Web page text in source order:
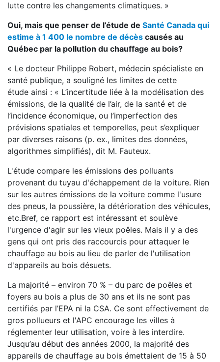
lutte contre les changements climatiques. »
Oui, mais que penser de l’étude de Santé Canada qui
estime à 1 400 le nombre de décès causés au
Québec par la pollution du chauffage au bois?
« Le docteur Philippe Robert, médecin spécialiste en
santé publique, a souligné les limites de cette
étude ainsi : « L’incertitude liée à la modélisation des
émissions, de la qualité de l’air, de la santé et de
l’incidence économique, ou l’imperfection des
prévisions spatiales et temporelles, peut s’expliquer
par diverses raisons (p. ex., limites des données,
algorithmes simplifiés), dit M. Fauteux.
L'étude compare les émissions des polluants
provenant du tuyau d'échappement de la voiture. Rien
sur les autres émissions de la voiture comme l'usure
des pneus, la poussière, la détérioration des véhicules,
etc.Bref, ce rapport est intéressant et soulève
l'urgence d'agir sur les vieux poêles. Mais il y a des
gens qui ont pris des raccourcis pour attaquer le
chauffage au bois au lieu de parler de l'utilisation
d'appareils au bois désuets.
La majorité – environ 70 % – du parc de poêles et
foyers au bois a plus de 30 ans et ils ne sont pas
certifiés par l’EPA ni la CSA. Ce sont effectivement de
gros pollueurs et l'APC encourage les villes à
réglementer leur utilisation, voire à les interdire.
Jusqu’au début des années 2000, la majorité des
appareils de chauffage au bois émettaient de 15 à 50